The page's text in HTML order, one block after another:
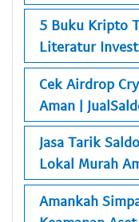
5 Buku Kripto
Literatur
Cek Airdrop
Aman |
Jasa Tarik
Lokal Murah
Amankah